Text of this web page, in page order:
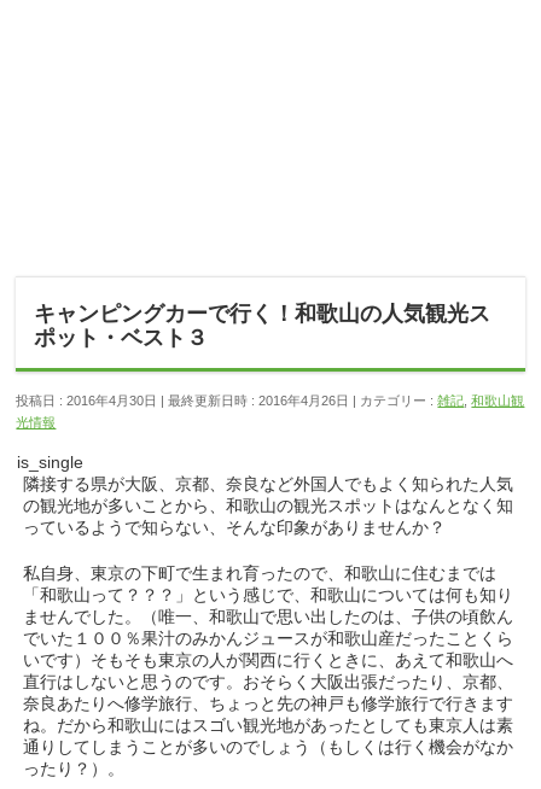
キャンピングカーで行く！和歌山の人気観光ス
ポット・ベスト３
投稿日 : 2016年4月30日 最終更新日時 : 2016年4月26日 カテゴリー :雑記 ,和歌山観
光情報
is_single
隣接する県が大阪、京都、奈良など外国人でもよく知られた人気
の観光地が多いことから、和歌山の観光スポットはなんとなく知
っているようで知らない、そんな印象がありませんか？
私自身、東京の下町で生まれ育ったので、和歌山に住むまでは
「和歌山って？？？」という感じで、和歌山については何も知り
ませんでした。（唯一、和歌山で思い出したのは、子供の頃飲ん
でいた１００％果汁のみかんジュースが和歌山産だったことくら
いです）そもそも東京の人が関西に行くときに、あえて和歌山へ
直行はしないと思うのです。おそらく大阪出張だったり、京都、
奈良あたりへ修学旅行、ちょっと先の神戸も修学旅行で行きます
ね。だから和歌山にはスゴい観光地があったとしても東京人は素
通りしてしまうことが多いのでしょう（もしくは行く機会がなか
ったり？）。